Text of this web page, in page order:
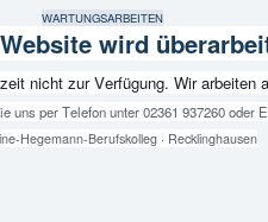
WARTUNGSARBEITEN
wird
nicht zur Verfügung. Wir
uns per Telefon unter 02361 937260 oder
Hegemann-Berufskolleg · Recklinghausen